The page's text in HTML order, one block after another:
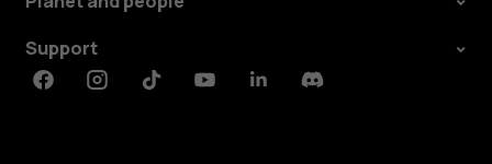
Support
FacebookInstagramTiktokYoutubeLinkedinDiscord